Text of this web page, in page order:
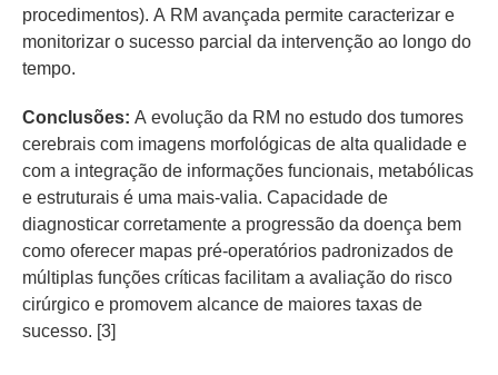
procedimentos). A RM avançada permite caracterizar e
monitorizar o sucesso parcial da intervenção ao longo do
tempo.
Conclusões: A evolução da RM no estudo dos tumores
cerebrais com imagens morfológicas de alta qualidade e
com a integração de informações funcionais, metabólicas
e estruturais é uma mais-valia. Capacidade de
diagnosticar corretamente a progressão da doença bem
como oferecer mapas pré-operatórios padronizados de
múltiplas funções críticas facilitam a avaliação do risco
cirúrgico e promovem alcance de maiores taxas de
sucesso. [3]